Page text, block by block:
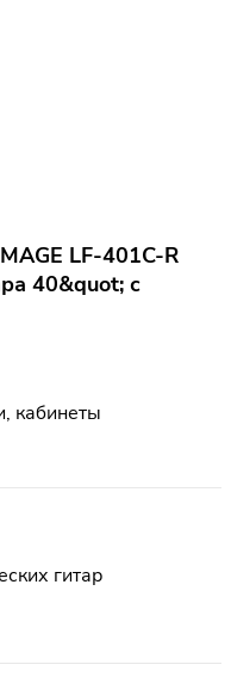
LF-401C-R
40&quot; с
кабинеты
гитар